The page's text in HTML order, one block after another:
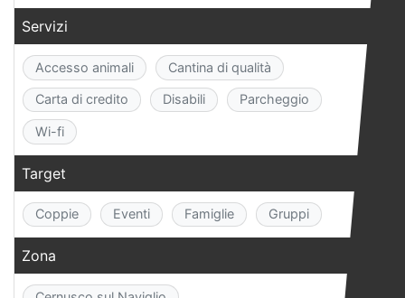
Servizi
Accesso animali Cantina di qualità
Carta di credito Disabili Parcheggio
Wi-fi
Target
Coppie Eventi Famiglie Gruppi
Zona